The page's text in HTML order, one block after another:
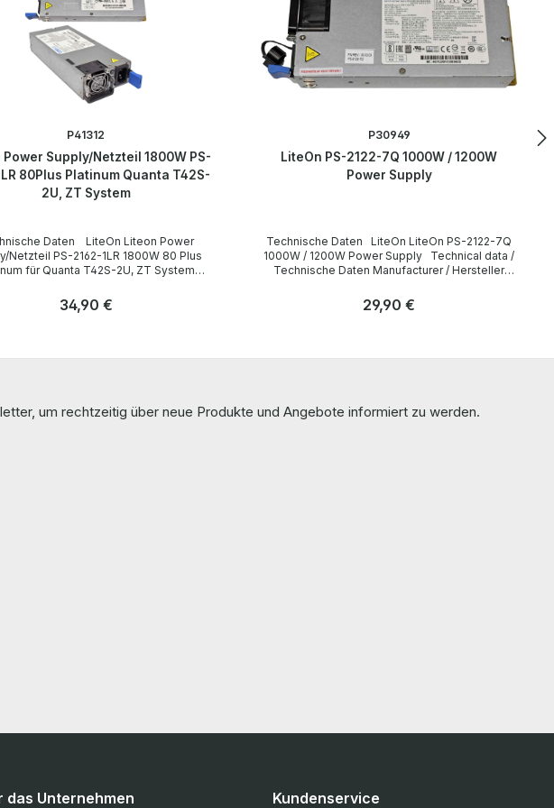
P41312
Power Supply/Netzteil 1800W PS-
80Plus Platinum Quanta T42S-
2U, ZT System
Daten LiteOn Liteon Power
Netzteil PS-2162-1LR 1800W 80 Plus
für Quanta T42S-2U, ZT System
Manufacturer / Hersteller
Power
Netzteil PS-2162-1LR 1800W 80
Regulärer Preis:
34,90 €
P30949
LiteOn PS-2122-7Q 1000W / 1200W
Power Supply
Technische Daten LiteOn LiteOn PS-2122-7Q
1000W / 1200W Power Supply Technical data /
Technische Daten Manufacturer / Hersteller
1200W +12V / 97.5A; +12VSB/2.5A Output Power /
has been overhauled and tested by us. Die
Regulärer Preis:
29,90 €
um rechtzeitig über neue Produkte und Angebote informiert zu werden.
das Unternehmen Kundenservice